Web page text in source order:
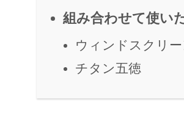
組み合わせて使い
ウィンドスクリー
チタン五徳